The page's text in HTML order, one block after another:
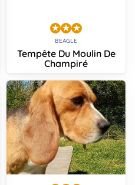
BEAGLE
Tempête Du Moulin De
Champiré